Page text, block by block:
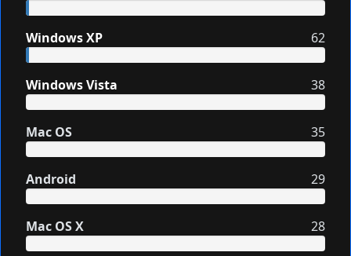
Windows XP 62
Windows Vista 38
Mac OS 35
Android 29
Mac OS X 28